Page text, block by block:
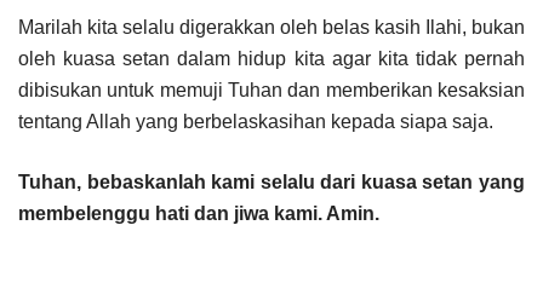
Marilah kita selalu digerakkan oleh belas kasih Ilahi, bukan
oleh kuasa setan dalam hidup kita agar kita tidak pernah
dibisukan untuk memuji Tuhan dan memberikan kesaksian
tentang Allah yang berbelaskasihan kepada siapa saja.
Tuhan, bebaskanlah kami selalu dari kuasa setan yang
membelenggu hati dan jiwa kami. Amin.